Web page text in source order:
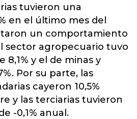
tuvieron una
en el último mes del
un comportamiento
sector agropecuario tuvo
y el de minas y
Por su parte, las
cayeron 10,5%
y las terciarias tuvieron
-0,1% anual.